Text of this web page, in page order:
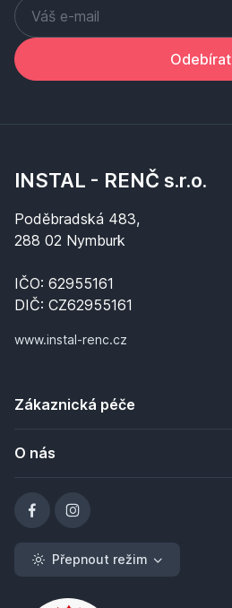
Odebírat
INSTAL - RENČ s.r.o.
Poděbradská 483,
288 02 Nymburk
IČO: 62955161
DIČ: CZ62955161
www.instal-renc.cz
Zákaznická péče
O nás
Přepnout režim